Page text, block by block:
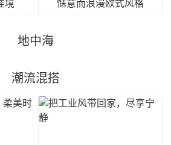
境 惬意而浪漫欧式风格
地中海
潮流混搭